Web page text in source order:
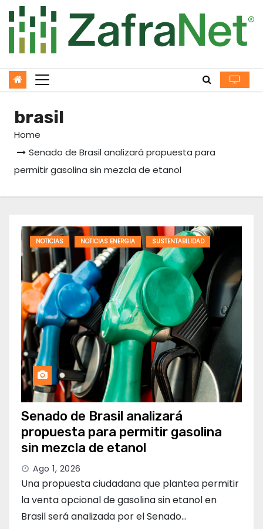
to
content
brasil
Home
Senado de Brasil analizará propuesta para
permitir gasolina sin mezcla de etanol
NOTICIAS NOTICIAS ENERGIA SUSTENTABILIDAD
Senado de Brasil analizará
propuesta para permitir gasolina
sin mezcla de etanol
Ago 1, 2026
Una propuesta ciudadana que plantea permitir
la venta opcional de gasolina sin etanol en
Brasil será analizada por el Senado…